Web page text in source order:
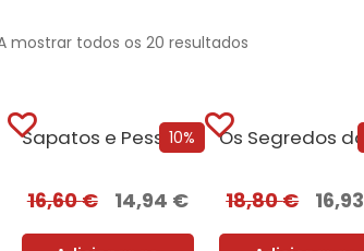
mostrar todos os 20 resultados
10%
Sapatos e Pessoas se não te servem, não são o teu número [Edição Autografada]
16,60€ 14,94 € 18,80€ 16,93